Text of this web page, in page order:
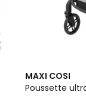
MAXI COSI
Poussette
4,2
/ 5